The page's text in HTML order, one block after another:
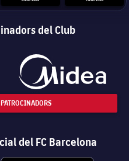
del Club
del FC Barcelona